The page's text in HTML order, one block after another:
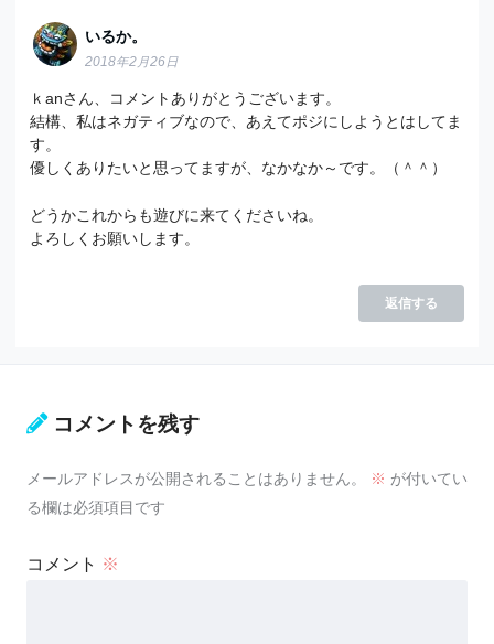
いるか。
2018年2月26日
ｋanさん、コメントありがとうございます。
結構、私はネガティブなので、あえてポジにしようとはしてま
す。
優しくありたいと思ってますが、なかなか～です。（＾＾）
どうかこれからも遊びに来てくださいね。
よろしくお願いします。
返信する
コメントを残す
メールアドレスが公開されることはありません。 ※ が付いてい
る欄は必須項目です
コメント ※